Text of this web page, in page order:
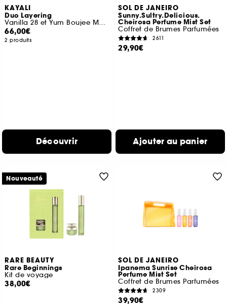
KAYALI
Duo Layering
Vanilla 28 et Yum Boujee Marshamallow 81
66,00€
2 produits
Découvrir
SOL DE JANEIRO
Sunny.Sultry.Delicious.
Cheirosa Perfume Mist Set
Coffret de Brumes Parfumées
2611
29,90€
Ajouter au panier
RARE BEAUTY
Rare Beginnings
Kit de voyage
38,00€
Nouveauté
SOL DE JANEIRO
Ipanema Sunrise Cheirosa
Perfume Mist Set
Coffret de Brumes Parfumées
2309
39,90€